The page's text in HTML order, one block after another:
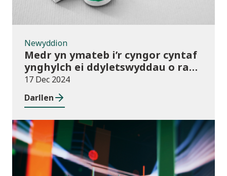
Newyddion
Medr yn ymateb i’r cyngor cyntaf
ynghylch ei ddyletswyddau o ran
y Gymraeg
17 Dec 2024
Darllen